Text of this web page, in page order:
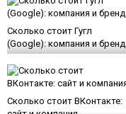
Сколько стоит Гугл
(Google): компания и бренд
Сколько стоит ВКонтакте: